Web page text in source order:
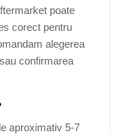
poate
corect pentru
alegerea
confirmarea
aproximativ 5-7